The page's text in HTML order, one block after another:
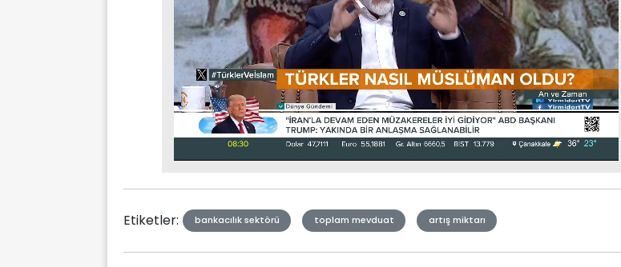
Stream
Etiketler: bankacılık sektörü toplam mevduat artış miktarı